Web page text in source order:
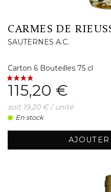
CARMES DE
SAUTERNES A.C.
Carton 6 Bouteilles 75 cl
Prix
115,20 €
soit 19,20 € / unité
En stock